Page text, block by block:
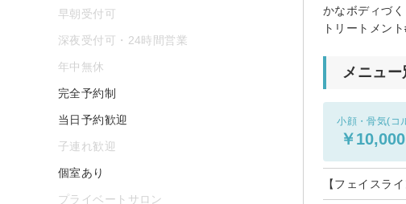
かなボディづ
トリートメン
メニュ
小顔・骨気(コ
￥
【フェイスラ
早朝受付可
深夜受付可・24時間営業
年中無休
完全予約制
当日予約歓迎
子連れ歓迎
個室あり
プライベートサロン